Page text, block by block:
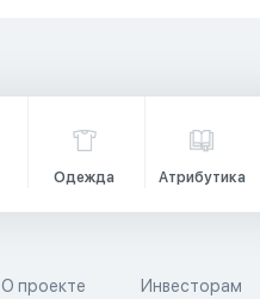
Одежда Атрибутика
О проекте Инвесторам